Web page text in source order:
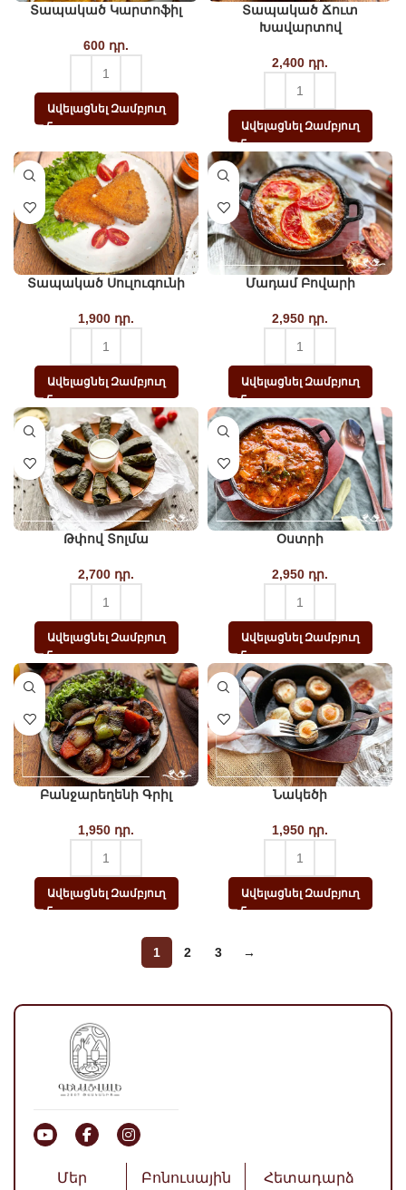
Տապակած Կարտոֆիլ
600 դր.
Ավելացնել Զամբյուղ
Տապակած Ճուտ
Խավարտով
2,400 դր.
Ավելացնել Զամբյուղ
Տապակած Սուլուգունի
1,900 դր.
Ավելացնել Զամբյուղ
Մադամ Բովարի
2,950 դր.
Ավելացնել Զամբյուղ
Թփով Տոլմա
2,700 դր.
Ավելացնել Զամբյուղ
Օստրի
2,950 դր.
Ավելացնել Զամբյուղ
Բանջարեղենի Գրիլ
1,950 դր.
Ավելացնել Զամբյուղ
Նակեծի
1,950 դր.
Ավելացնել Զամբյուղ
1 2 3 →
Մեր Բոնուսային Հետադարձ